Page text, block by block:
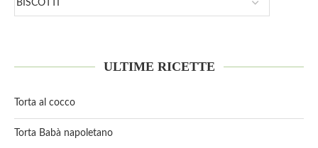
ULTIME RICETTE
Torta al cocco
Torta Babà napoletano